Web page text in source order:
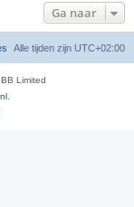
Ga naar
Alle tijden zijn UTC+02:00
Limited